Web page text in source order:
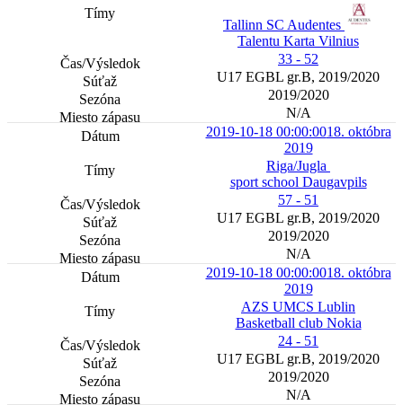
Tallinn SC Audentes
Talentu Karta Vilnius
33 - 52
U17 EGBL gr.B, 2019/2020
2019/2020
N/A
2019-10-18 00:00:0018. októbra
2019
Riga/Jugla
sport school Daugavpils
57 - 51
U17 EGBL gr.B, 2019/2020
2019/2020
N/A
2019-10-18 00:00:0018. októbra
2019
AZS UMCS Lublin
Basketball club Nokia
24 - 51
U17 EGBL gr.B, 2019/2020
2019/2020
N/A